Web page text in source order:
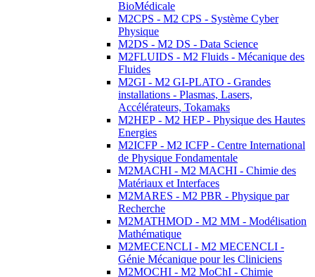
BioMédicale
M2CPS - M2 CPS - Système Cyber
Physique
M2DS - M2 DS - Data Science
M2FLUIDS - M2 Fluids - Mécanique des
Fluides
M2GI - M2 GI-PLATO - Grandes
installations - Plasmas, Lasers,
Accélérateurs, Tokamaks
M2HEP - M2 HEP - Physique des Hautes
Energies
M2ICFP - M2 ICFP - Centre International
de Physique Fondamentale
M2MACHI - M2 MACHI - Chimie des
Matériaux et Interfaces
M2MARES - M2 PBR - Physique par
Recherche
M2MATHMOD - M2 MM - Modélisation
Mathématique
M2MECENCLI - M2 MECENCLI -
Génie Mécanique pour les Cliniciens
M2MOCHI - M2 MoChI - Chimie